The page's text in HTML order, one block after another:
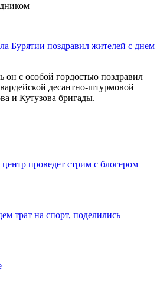
Бурятии поздравил жителей с днем
он с особой гордостью поздравил
десантно-штурмовой
и Кутузова бригады.
проведет стрим с блогером
трат на спорт, поделились